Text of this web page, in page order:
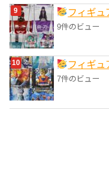
フィギュ
9件のビュー
フィギュ
7件のビュー